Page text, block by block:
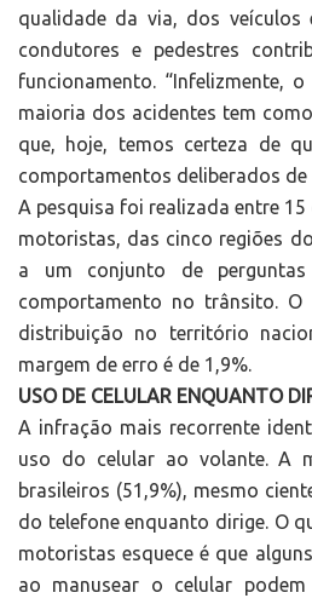
qualidade da via, dos
condutores e pedestres
funcionamento. “Infelizmente,
maioria dos acidentes tem
que, hoje, temos certeza de
comportamentos deliberados de
A pesquisa foi realizada entre 15
motoristas, das cinco regiões
a um conjunto de
comportamento no trânsito. O
distribuição no território
margem de erro é de 1,9%.
USO DE CELULAR ENQUANTO
A infração mais recorrente
uso do celular ao volante. A
brasileiros (51,9%), mesmo
do telefone enquanto dirige. O
motoristas esquece é que
ao manusear o celular